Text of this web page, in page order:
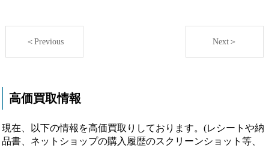
＜Previous Next＞
高価買取情報
現在、以下の情報を高価買取りしております。(レシートや納
品書、ネットショップの購入履歴のスクリーンショット等、